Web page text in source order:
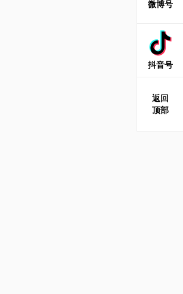
微博号
抖音号
返回
顶部